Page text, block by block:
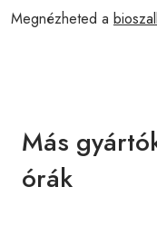
Megnézheted a
Más
órák